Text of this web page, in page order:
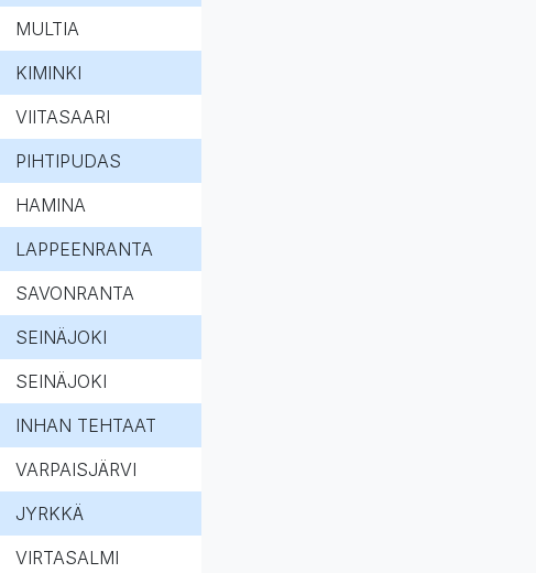
MULTIA
KIMINKI
VIITASAARI
PIHTIPUDAS
HAMINA
LAPPEENRANTA
SAVONRANTA
SEINÄJOKI
SEINÄJOKI
INHAN TEHTAAT
VARPAISJÄRVI
JYRKKÄ
VIRTASALMI